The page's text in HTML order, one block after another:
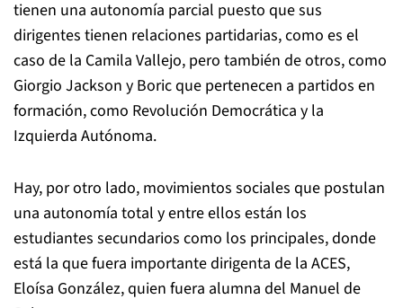
tienen una autonomía parcial puesto que sus
dirigentes tienen relaciones partidarias, como es el
caso de la Camila Vallejo, pero también de otros, como
Giorgio Jackson y Boric que pertenecen a partidos en
formación, como Revolución Democrática y la
Izquierda Autónoma.
Hay, por otro lado, movimientos sociales que postulan
una autonomía total y entre ellos están los
estudiantes secundarios como los principales, donde
está la que fuera importante dirigenta de la ACES,
Eloísa González, quien fuera alumna del Manuel de